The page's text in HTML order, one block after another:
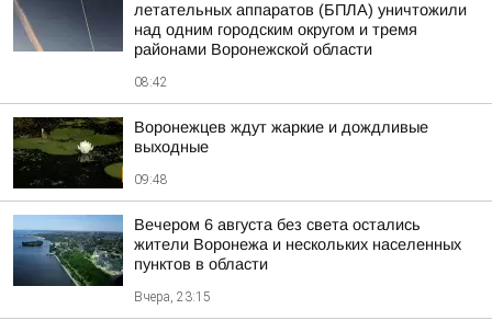
летательных аппаратов (БПЛА) уничтожили
над одним городским округом и тремя
районами Воронежской области
08:42
Воронежцев ждут жаркие и дождливые
выходные
09:48
Вечером 6 августа без света остались
жители Воронежа и нескольких населенных
пунктов в области
Вчера, 23:15